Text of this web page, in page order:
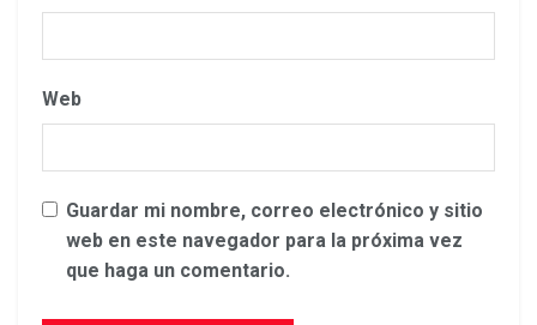
Web
Guardar mi nombre, correo electrónico y sitio
web en este navegador para la próxima vez
que haga un comentario.